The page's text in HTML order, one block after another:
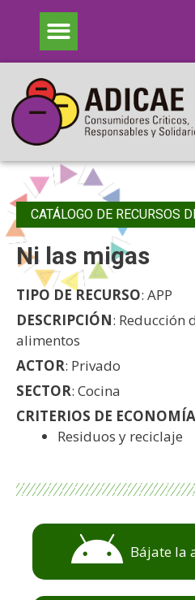
CATÁLOGO DE RECURSOS
Ni las migas
TIPO DE RECURSO: APP
DESCRIPCIÓN: Reducción
alimentos
ACTOR: Privado
SECTOR: Cocina
CRITERIOS DE
Residuos y reciclaje
Bájate la